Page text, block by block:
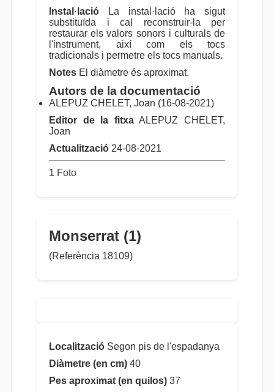
Instal·lació La instal·lació ha sigut
substituïda i cal reconstruir-la per
restaurar els valors sonors i culturals de
l'instrument, així com els tocs
tradicionals i permetre els tocs manuals.
Notes El diàmetre és aproximat.
Autors de la documentació
ALEPUZ CHELET, Joan (16-08-2021)
Editor de la fitxaALEPUZ CHELET,
Joan
Actualització 24-08-2021
1 Foto
Monserrat (1)
(Referència 18109)
Localització Segon pis de l'espadanya
Diàmetre (en cm) 40
Pes aproximat (en quilos) 37